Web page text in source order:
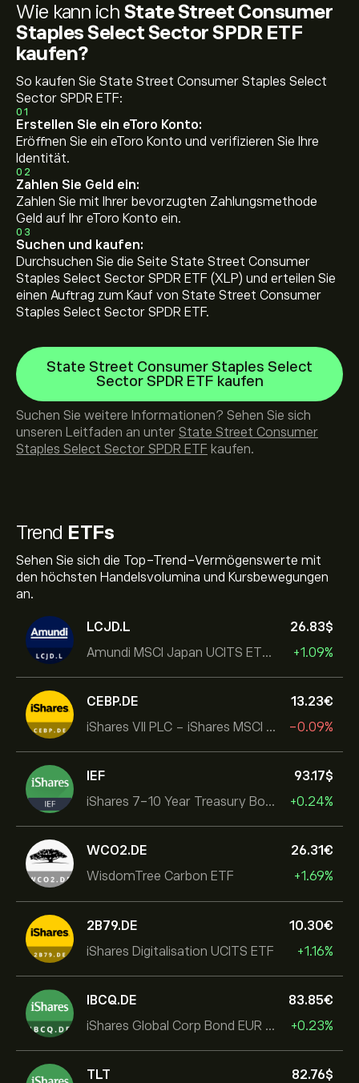
Trend ETFs
Sehen Sie sich die Top-Trend-Vermögenswerte mit
den höchsten Handelsvolumina und Kursbewegungen
an.
LCJD.L
Amundi MSCI Japan UCITS ETF Acc
26.83‎$‎
+1.09%
CEBP.DE
iShares VII PLC - iShares MSCI EMU USD Hedged UCITS ETF
13.23‎€‎
-0.09%
IEF
iShares 7-10 Year Treasury Bond ETF
93.17‎$‎
+0.24%
WCO2.DE
WisdomTree Carbon ETF
26.31‎€‎
+1.69%
2B79.DE
iShares Digitalisation UCITS ETF
10.30‎€‎
+1.16%
IBCQ.DE
iShares Global Corp Bond EUR Hedged UCITS ETF Dist
83.85‎€‎
+0.23%
TLT
82.76‎$‎
Wie kann ich State Street Consumer
Staples Select Sector SPDR ETF
kaufen?
So kaufen Sie State Street Consumer Staples Select
Sector SPDR ETF:
01
Erstellen Sie ein eToro Konto:
Eröffnen Sie ein eToro Konto und verifizieren Sie Ihre
Identität.
02
Zahlen Sie Geld ein:
Zahlen Sie mit Ihrer bevorzugten Zahlungsmethode
Geld auf Ihr eToro Konto ein.
03
Suchen und kaufen:
Durchsuchen Sie die Seite State Street Consumer
Staples Select Sector SPDR ETF (XLP) und erteilen Sie
einen Auftrag zum Kauf von State Street Consumer
Staples Select Sector SPDR ETF.
State Street Consumer Staples Select
Sector SPDR ETF kaufen
Suchen Sie weitere Informationen? Sehen Sie sich
unseren Leitfaden an unter State Street Consumer
Staples Select Sector SPDR ETF kaufen.